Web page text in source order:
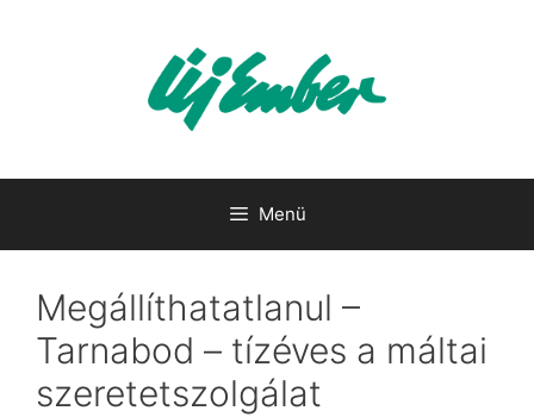
Menü
Megállíthatatlanul –
Tarnabod – tízéves a máltai
szeretetszolgálat